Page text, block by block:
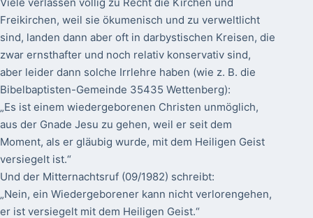
Freikirchen, weil sie ökumenisch und zu verweltlicht
sind, landen dann aber oft in darbystischen Kreisen, die
zwar ernsthafter und noch relativ konservativ sind,
aber leider dann solche Irrlehre haben (wie z. B. die
Bibelbaptisten-Gemeinde 35435 Wettenberg):
„Es ist einem wiedergeborenen Christen unmöglich,
aus der Gnade Jesu zu gehen, weil er seit dem
Moment, als er gläubig wurde, mit dem Heiligen Geist
versiegelt ist.“
Und der Mitternachtsruf (09/1982) schreibt:
„Nein, ein Wiedergeborener kann nicht verlorengehen,
er ist versiegelt mit dem Heiligen Geist.“